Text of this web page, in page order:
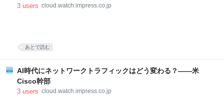
3 users cloud.watch.impress.co.jp
あとで読む
AI時代にネットワークトラフィックはどう変わる？――米
Cisco幹部
3 users cloud.watch.impress.co.jp